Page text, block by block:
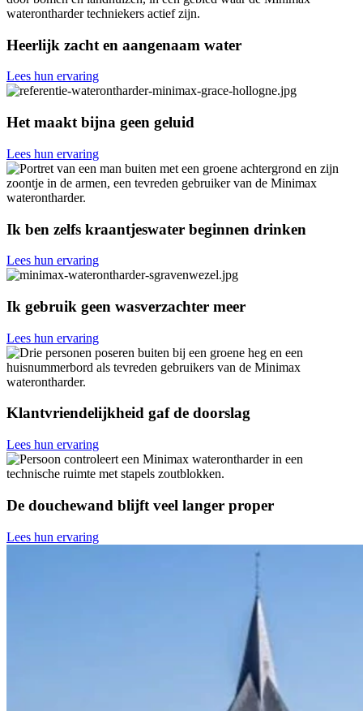
Heerlijk zacht en aangenaam water
Lees hun ervaring
Het maakt bijna geen geluid
Lees hun ervaring
Ik ben zelfs kraantjeswater beginnen drinken
Lees hun ervaring
Ik gebruik geen wasverzachter meer
Lees hun ervaring
Klantvriendelijkheid gaf de doorslag
Lees hun ervaring
De douchewand blijft veel langer proper
Lees hun ervaring